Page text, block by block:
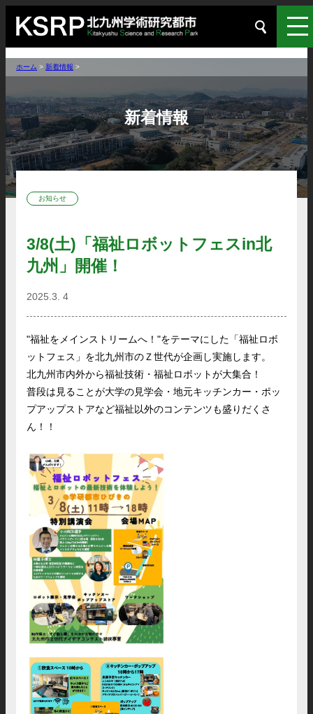
ホーム >新着情報 >
新着情報
お知らせ
3/8(土)「福祉ロボットフェスin北
九州」開催！
2025.3. 4
"福祉をメインストリームへ！"をテーマにした「福祉ロボ
ットフェス」を北九州市のＺ世代が企画し実施します。
北九州市内外から福祉技術・福祉ロボットが大集合！
普段は見ることが大学の見学会・地元キッチンカー・ポッ
プアップストアなど福祉以外のコンテンツも盛りだくさ
ん！！